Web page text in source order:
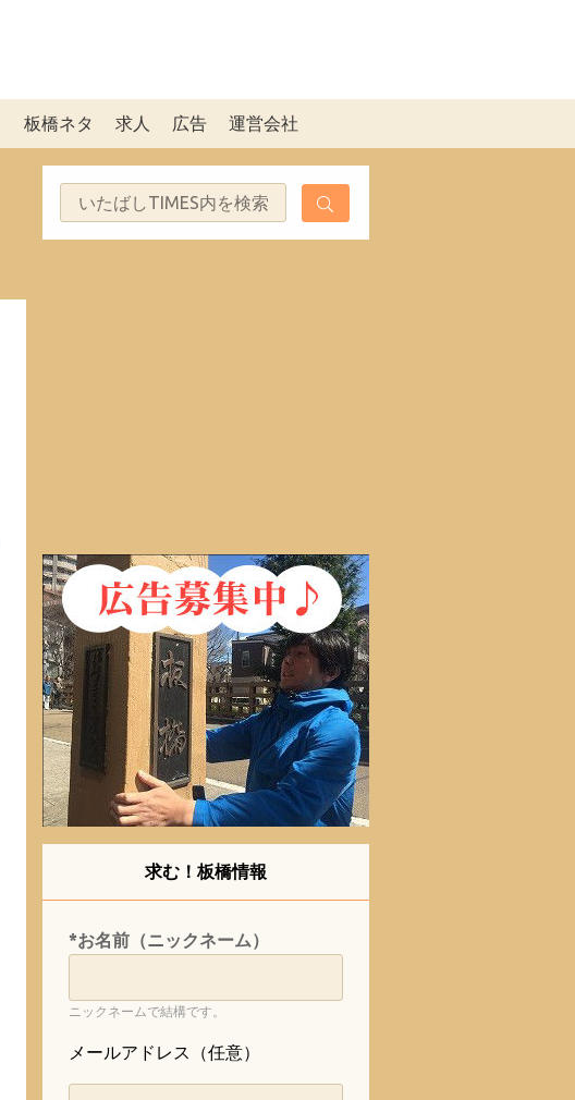
板橋ネタ 求人 広告 運営会社
求む！板橋情報
*お名前（ニックネーム）
ニックネームで結構です。
メールアドレス（任意）